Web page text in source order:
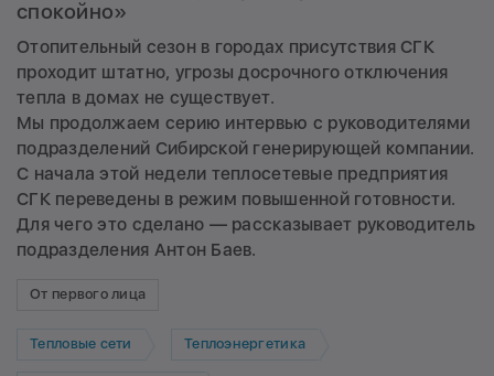
спокойно»
Отопительный сезон в городах присутствия СГК
проходит штатно, угрозы досрочного отключения
тепла в домах не существует.
Мы продолжаем серию интервью с руководителями
подразделений Сибирской генерирующей компании.
С начала этой недели теплосетевые предприятия
СГК переведены в режим повышенной готовности.
Для чего это сделано — рассказывает руководитель
подразделения Антон Баев.
От первого лица
Тепловые сети Теплоэнергетика